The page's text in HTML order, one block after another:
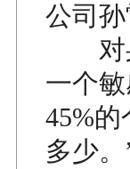
公司孙
对身
一个
45%
多少